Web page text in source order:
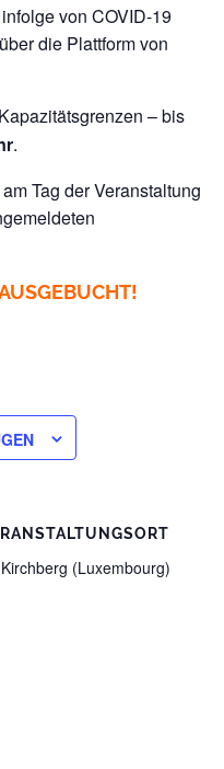
von COVID-19
die Plattform von
– bis
.
Tag der Veranstaltung
Kirchberg (Luxembourg)